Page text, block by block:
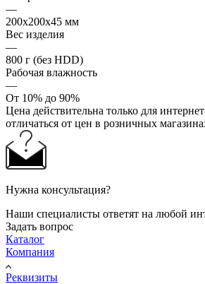
—
200х200х45 мм
Вес изделия
—
800 г (без HDD)
Рабочая влажность
—
От 10% до 90%
Цена действительна только для
отличаться от цен в розничных
Нужна консультация?
Наши специалисты ответят на любой
Задать вопрос
Каталог
Компания
Реквизиты